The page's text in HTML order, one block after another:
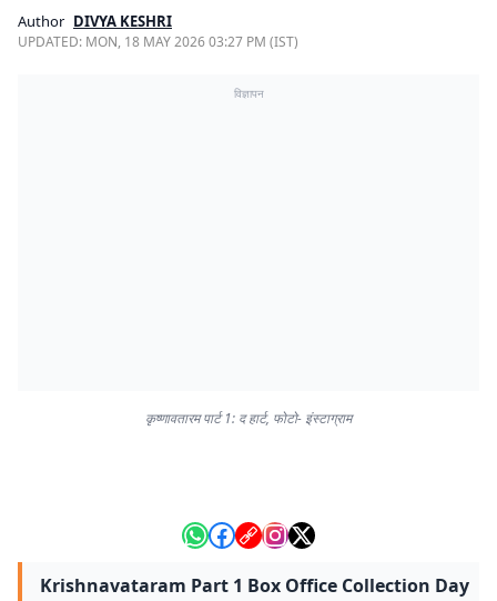
Author DIVYA KESHRI
UPDATED: MON, 18 MAY 2026 03:27 PM (IST)
विज्ञापन
कृष्णावतारम पार्ट 1: द हार्ट, फोटो- इंस्टाग्राम
Krishnavataram Part 1 Box Office Collection Day